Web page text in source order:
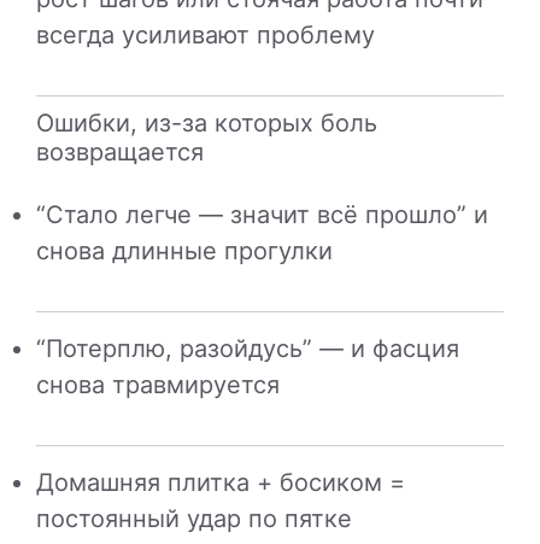
всегда усиливают проблему
Ошибки, из-за которых боль
возвращается
“Стало легче — значит всё прошло” и
снова длинные прогулки
“Потерплю, разойдусь” — и фасция
снова травмируется
Домашняя плитка + босиком =
постоянный удар по пятке